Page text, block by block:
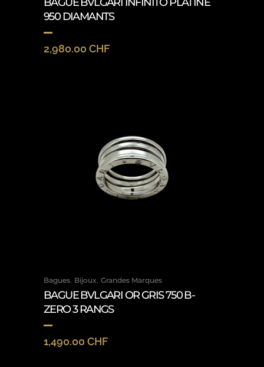
950 DIAMANTS
2,980.00 CHF
Bagues, Bijoux, Grandes Marques
BAGUE BVLGARI OR GRIS 750 B-
ZERO 3 RANGS
1,490.00 CHF